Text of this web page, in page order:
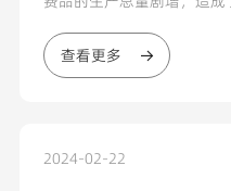
场上的激烈竞争。在这一
查看更多
2024-02-22